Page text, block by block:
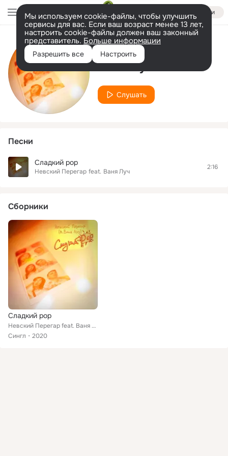
Войти
Мы используем cookie-файлы, чтобы улучшить
сервисы для вас. Если ваш возраст менее 13 лет,
настроить cookie-файлы должен ваш законный
представитель. Больше информации
Разрешить все Настроить
Исполнитель
Ваня Луч
Слушать
Песни
Сладкий pop
Невский Перегар feat. Ваня Луч
2:16
Сборники
Сладкий pop
Невский Перегар feat. Ваня Луч
Сингл
2020